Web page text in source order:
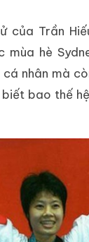
của Trần
mùa hè
nhân mà
bao thế